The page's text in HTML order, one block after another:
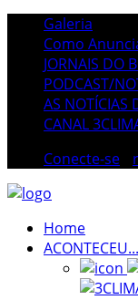
Galeria
Como
JORNAIS DO
PODCAST/
AS NOTÍCIAS
CANAL
Conecte-se
Home